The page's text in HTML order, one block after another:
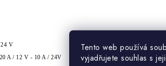
Tento web používá
vyjadřujete souhlas s
V
A / 12 V - 10 A / 24V